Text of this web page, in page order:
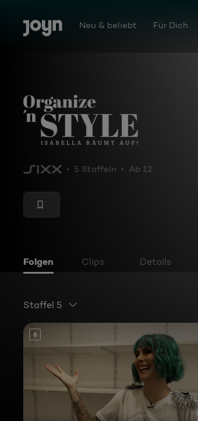
Zum Inhalt springen
Barrierefrei Neu & beliebt Für Dich
Organize 'n Style - Isabella räumt auf!
5 Staffeln Ab 12
Folgen Clips Details
Staffel 5
6